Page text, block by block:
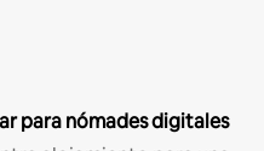
para nómades digitales